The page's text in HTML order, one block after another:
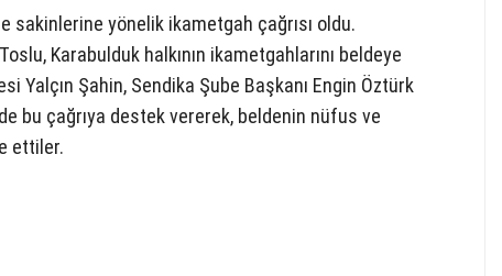
sakinlerine yönelik ikametgah çağrısı oldu.
Karabulduk halkının ikametgahlarını beldeye
Yalçın Şahin, Sendika Şube Başkanı Engin Öztürk
bu çağrıya destek vererek, beldenin nüfus ve
ettiler.